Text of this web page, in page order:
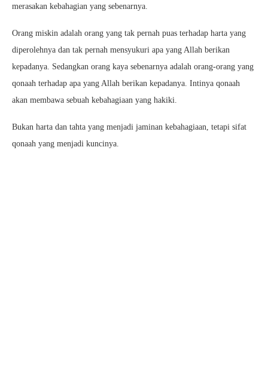
merasakan kebahagian yang sebenarnya.
Orang miskin adalah orang yang tak pernah puas terhadap harta yang
diperolehnya dan tak pernah mensyukuri apa yang Allah berikan
kepadanya. Sedangkan orang kaya sebenarnya adalah orang-orang yang
qonaah terhadap apa yang Allah berikan kepadanya. Intinya qonaah
akan membawa sebuah kebahagiaan yang hakiki.
Bukan harta dan tahta yang menjadi jaminan kebahagiaan, tetapi sifat
qonaah yang menjadi kuncinya.